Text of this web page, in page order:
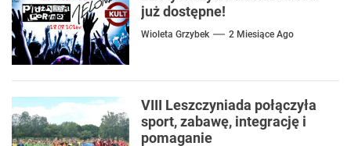
już dostępne!
Wioleta Grzybek 2 Miesiące Ago
VIII Leszczyniada połączyła
sport, zabawę, integrację i
pomaganie